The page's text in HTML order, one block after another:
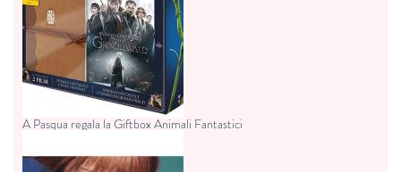
A Pasqua regala la Giftbox Animali Fantastici